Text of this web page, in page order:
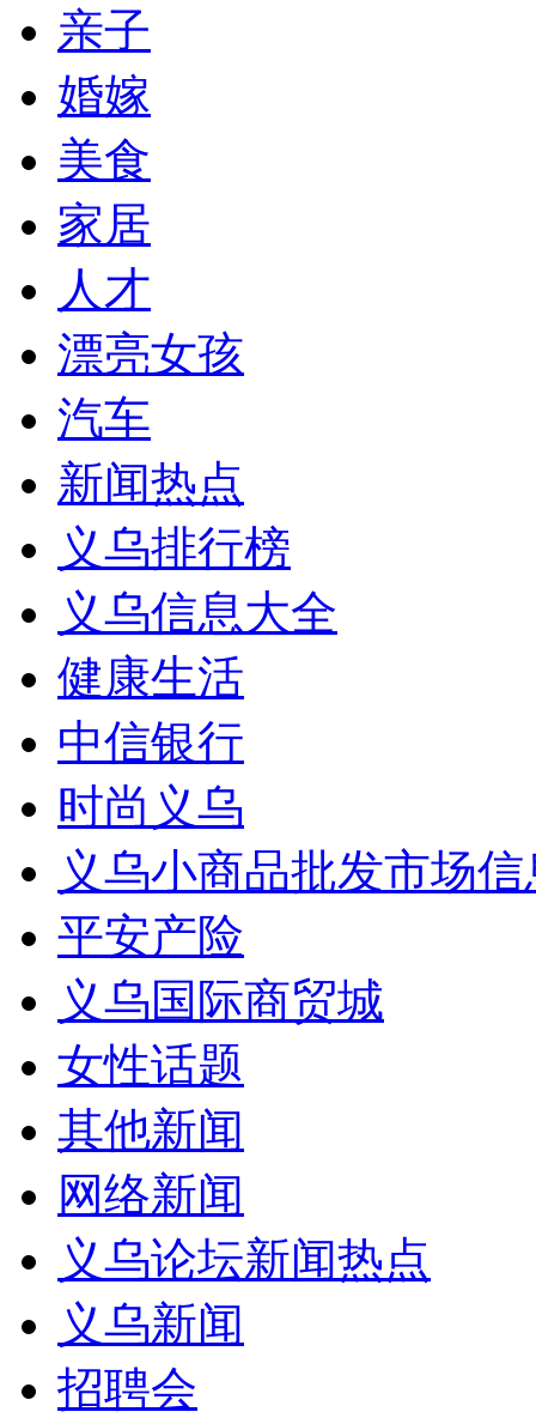
亲子
婚嫁
美食
家居
人才
漂亮女孩
汽车
新闻热点
义乌排行榜
义乌信息大全
健康生活
中信银行
时尚义乌
义乌小商品批发市场
平安产险
义乌国际商贸城
女性话题
其他新闻
网络新闻
义乌论坛新闻热点
义乌新闻
招聘会